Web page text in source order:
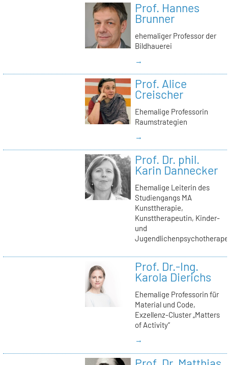
Prof. Hannes
Brunner
ehemaliger Professor der
Bildhauerei
→
Prof. Alice
Creischer
Ehemalige Professorin
Raumstrategien
→
Prof. Dr. phil.
Karin Dannecker
Ehemalige Leiterin des
Studiengangs MA
Kunsttherapie,
Kunsttherapeutin, Kinder-
und
Prof. Dr.-Ing.
Karola Dierichs
Ehemalige Professorin für
Material und Code,
Exzellenz-Cluster „Matters
of Activity“
→